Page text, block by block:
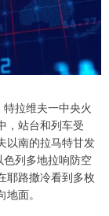
拉维夫一中央火
，站台和列车受
以南的拉马特甘发
列多地拉响防空
耶路撒冷看到多枚
面。